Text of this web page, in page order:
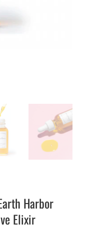
Harbor
Elixir